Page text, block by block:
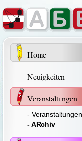
Home
Neuigkeiten
Veranstaltungen
- Veranstaltungen
- ARchiv